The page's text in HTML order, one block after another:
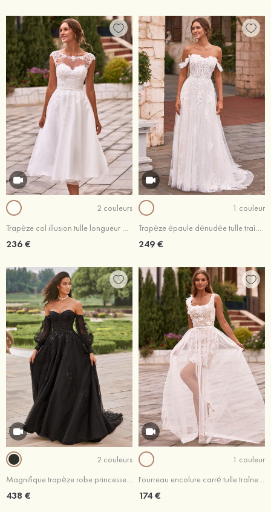
2 couleurs
Trapèze col illusion tulle longueur mollet robe de mariée avec dentelle paillettes ceinture
236 €
1 couleur
Trapèze épaule dénudée tulle traîne courte robe de mariée avec dentelle fleurs
249 €
2 couleurs
Magnifique trapèze robe princesse cache coeur tulle traîne cour robe de mariée
438 €
1 couleur
Fourreau encolure carré tulle traîne amovible robe de mariée avec dentelle fleurs ceinture
174 €